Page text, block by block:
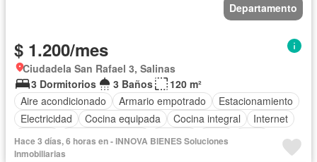
Departamento
$ 1.200/mes
Ciudadela San Rafael 3, Salinas
3 Dormitorios
3 Baños
120 m²
Aire acondicionado
Armario empotrado
Estacionamiento
Electricidad
Cocina equipada Cocina integral
Internet
Jacuzzi
Vista panorámica Terraza Agua
Área para niños
Acceso para personas con discapacidad
Hace 3 días, 6 horas en - INNOVA BIENES Soluciones
Inmobiliarias